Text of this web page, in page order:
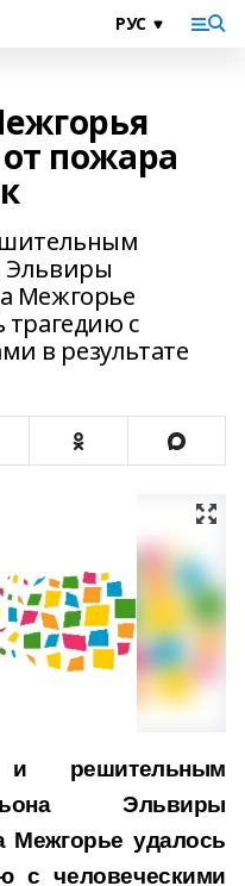
пожара
Эльвиры
Межгорье
трагедию с
в результате
решительным
Эльвиры
Межгорье удалось
с человеческими